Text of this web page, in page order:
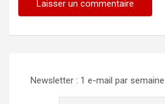
Newsletter : 1 e-mail par